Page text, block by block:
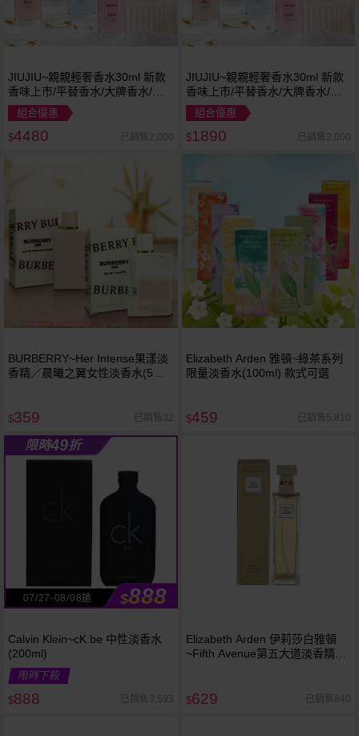
JIUJIU~親親輕奢香水30ml 新款
香味上市/平替香水/大牌香水/大
牌平替
組合優惠
$4480 已銷售2,000
JIUJIU~親親輕奢香水30ml 新款
香味上市/平替香水/大牌香水/大
牌平替
組合優惠
$1890 已銷售2,000
BURBERRY~Her Intense果漾淡
香精／晨曦之翼女性淡香水(5ml)
$359 已銷售32
Elizabeth Arden 雅頓~綠茶系列
限量淡香水(100ml) 款式可選
$459 已銷售5,810
限時49折
07/27-08/08搶 $888
Calvin Klein~cK be 中性淡香水
(200ml)
限時下殺
$888 已銷售3,593
Elizabeth Arden 伊莉莎白雅頓
~Fifth Avenue第五大道淡香精
$629 已銷售840